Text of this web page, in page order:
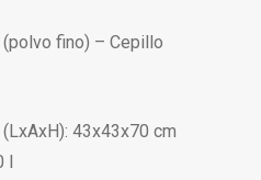
fino) – Cepillo
43x43x70 cm
l